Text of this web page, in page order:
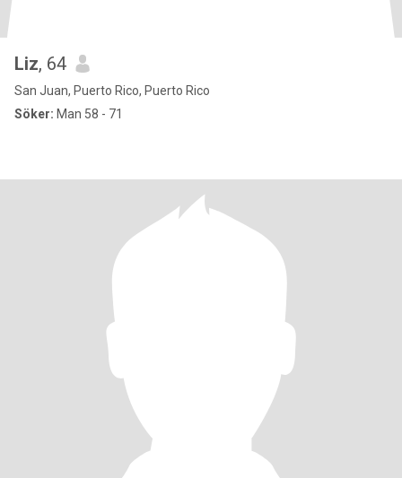
Liz, 64
San Juan, Puerto Rico, Puerto Rico
Söker: Man 58 - 71